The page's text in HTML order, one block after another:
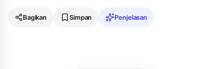
Bagikan Simpan Penjelasan